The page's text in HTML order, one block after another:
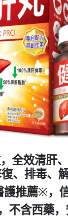
全效清肝
、排毒、
護推薦※，
不含西藥，